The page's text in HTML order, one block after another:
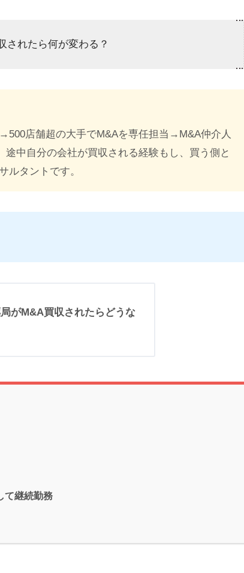
されたら何が変わる？
店舗超の大手でM&Aを専任担当→M&A仲介人
途中自分の会社が買収される経験もし、買う側と
ルタントです。
がM&A買収されたらどうな
て継続勤務